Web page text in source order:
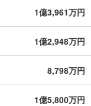
1億3,961万円
1億2,948万円
8,798万円
1億5,800万円